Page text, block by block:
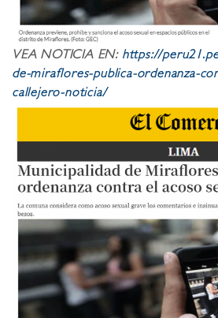
VEA NOTICIA EN: https://
de-miraflores-publica-ordenanza-
callejero-noticia/